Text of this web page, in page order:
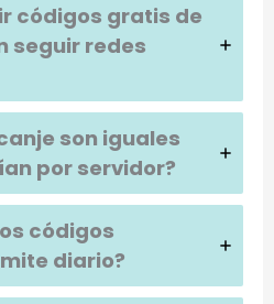
códigos gratis de
seguir redes
son iguales
por servidor?
códigos
diario?